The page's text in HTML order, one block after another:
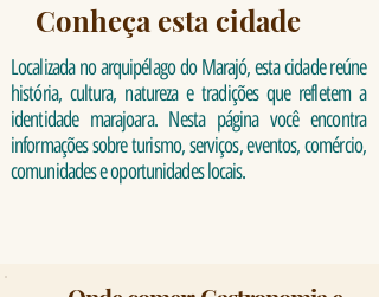
Conheça esta cidade
Localizada no arquipélago do Marajó, esta cidade reúne
história, cultura, natureza e tradições que refletem a
identidade marajoara. Nesta página você encontra
informações sobre turismo, serviços, eventos, comércio,
comunidades e oportunidades locais.